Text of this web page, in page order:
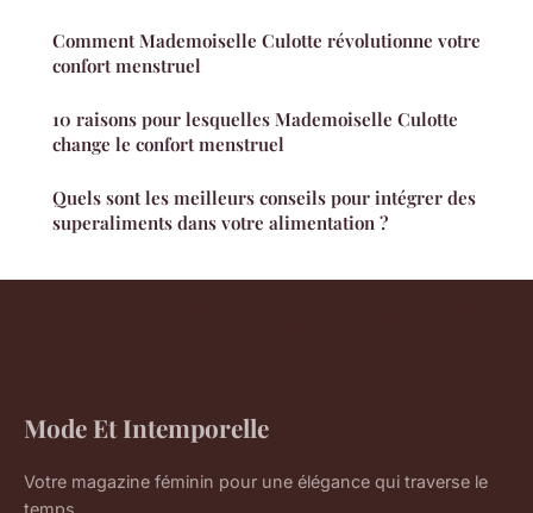
Comment Mademoiselle Culotte révolutionne votre
confort menstruel
10 raisons pour lesquelles Mademoiselle Culotte
change le confort menstruel
Quels sont les meilleurs conseils pour intégrer des
superaliments dans votre alimentation ?
Mode Et Intemporelle
Votre magazine féminin pour une élégance qui traverse le
temps